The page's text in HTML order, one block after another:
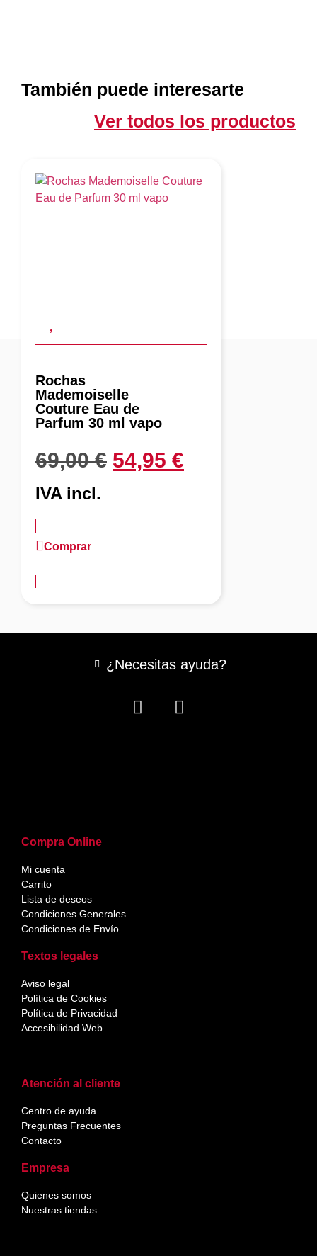
También puede interesarte
Ver todos los productos
Rochas
Mademoiselle
Couture Eau de
Parfum 30 ml vapo
69,00€ 54,95 €
IVA incl.
Comprar
Atención al cliente
Centro de ayuda
Preguntas Frecuentes
Contacto
Empresa
Quienes somos
Nuestras tiendas
Compra Online
Mi cuenta
Carrito
Lista de deseos
Condiciones Generales
Condiciones de Envío
Textos legales
Aviso legal
Política de Cookies
Política de Privacidad
Accesibilidad Web
¿Necesitas ayuda?